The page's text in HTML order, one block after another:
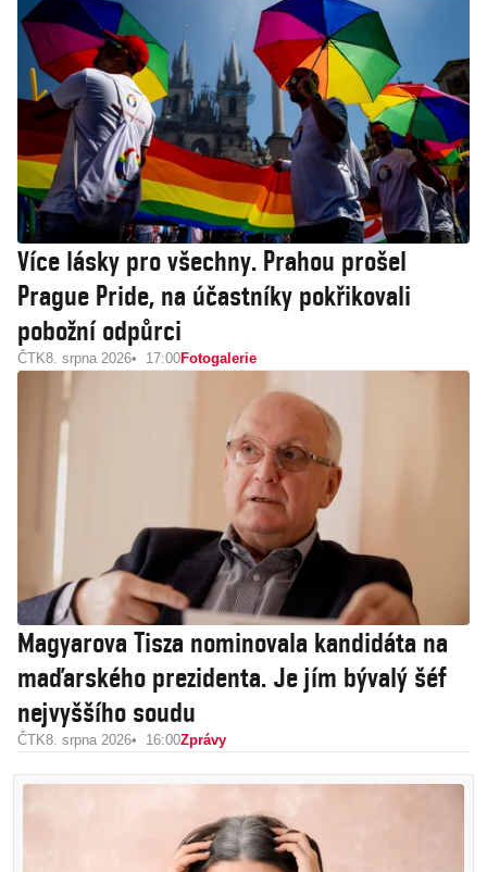
Více lásky pro všechny. Prahou prošel
Prague Pride, na účastníky pokřikovali
pobožní odpůrci
ČTK8. srpna 2026 17:00Fotogalerie
Magyarova Tisza nominovala kandidáta na
maďarského prezidenta. Je jím bývalý šéf
nejvyššího soudu
ČTK8. srpna 2026 16:00Zprávy